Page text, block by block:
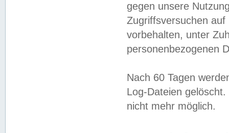
gegen unsere
Zugriffsversuchen
vorbehalten, unter
personenbezogenen
Nach 60 Tagen
Log-Dateien
nicht mehr möglich.